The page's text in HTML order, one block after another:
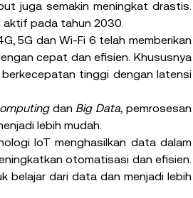
juga semakin meningkat drastis.
aktif pada tahun 2030.
5G dan Wi-Fi 6 telah memberikan
cepat dan efisien. Khususnya
tinggi dengan latensi
dan Big Data, pemrosesan
lebih mudah.
IoT menghasilkan data dalam
otomatisasi dan efisien.
belajar dari data dan menjadi lebih